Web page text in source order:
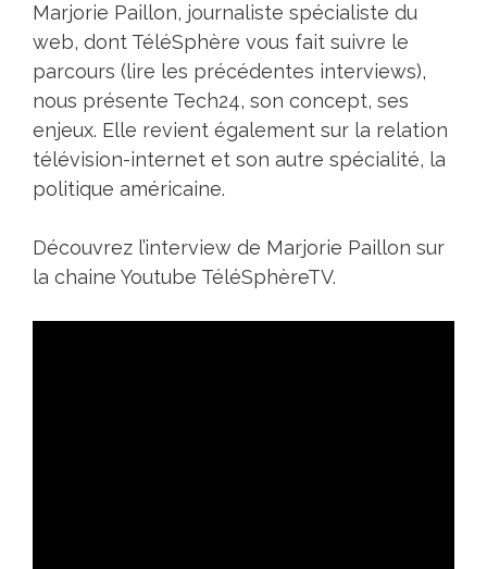
Marjorie Paillon, journaliste spécialiste du
web, dont TéléSphère vous fait suivre le
parcours (lire les précédentes interviews),
nous présente Tech24, son concept, ses
enjeux. Elle revient également sur la relation
télévision-internet et son autre spécialité, la
politique américaine.
Découvrez l’interview de Marjorie Paillon sur
la chaine Youtube TéléSphèreTV.